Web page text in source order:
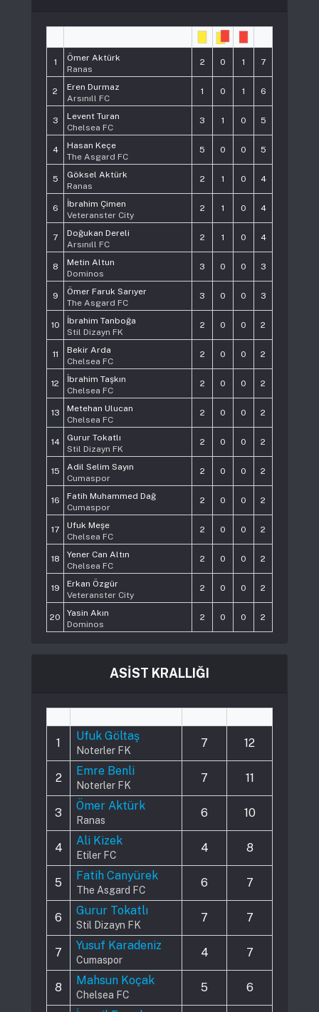
1
Ömer Aktürk
Ranas
2 0 1 7
2
Eren Durmaz
Arsınıll FC
1 0 1 6
3
Levent Turan
Chelsea FC
3 1 0 5
4
Hasan Keçe
The Asgard FC
5 0 0 5
5
Göksel Aktürk
Ranas
2 1 0 4
6
İbrahim Çimen
Veteranster City
2 1 0 4
7
Doğukan Dereli
Arsınıll FC
2 1 0 4
8
Metin Altun
Dominos
3 0 0 3
9
Ömer Faruk Sarıyer
The Asgard FC
3 0 0 3
10
İbrahim Tanboğa
Stil Dizayn FK
2 0 0 2
11
Bekir Arda
Chelsea FC
2 0 0 2
12
İbrahim Taşkın
Chelsea FC
2 0 0 2
13
Metehan Ulucan
Chelsea FC
2 0 0 2
14
Gurur Tokatlı
Stil Dizayn FK
2 0 0 2
15
Adil Selim Sayın
Cumaspor
2 0 0 2
16
Fatih Muhammed Dağ
Cumaspor
2 0 0 2
17
Ufuk Meşe
Chelsea FC
2 0 0 2
18
Yener Can Altın
Chelsea FC
2 0 0 2
19
Erkan Özgür
Veteranster City
2 0 0 2
20
Yasin Akın
Dominos
2 0 0 2
ASİST KRALLIĞI
1
Ufuk Göltaş
Noterler FK
7 12
2
Emre Benli
Noterler FK
7 11
3
Ömer Aktürk
Ranas
6 10
4
Ali Kizek
Etiler FC
4 8
5
Fatih Canyürek
The Asgard FC
6 7
6
Gurur Tokatlı
Stil Dizayn FK
7 7
7
Yusuf Karadeniz
Cumaspor
4 7
8
Mahsun Koçak
Chelsea FC
5 6